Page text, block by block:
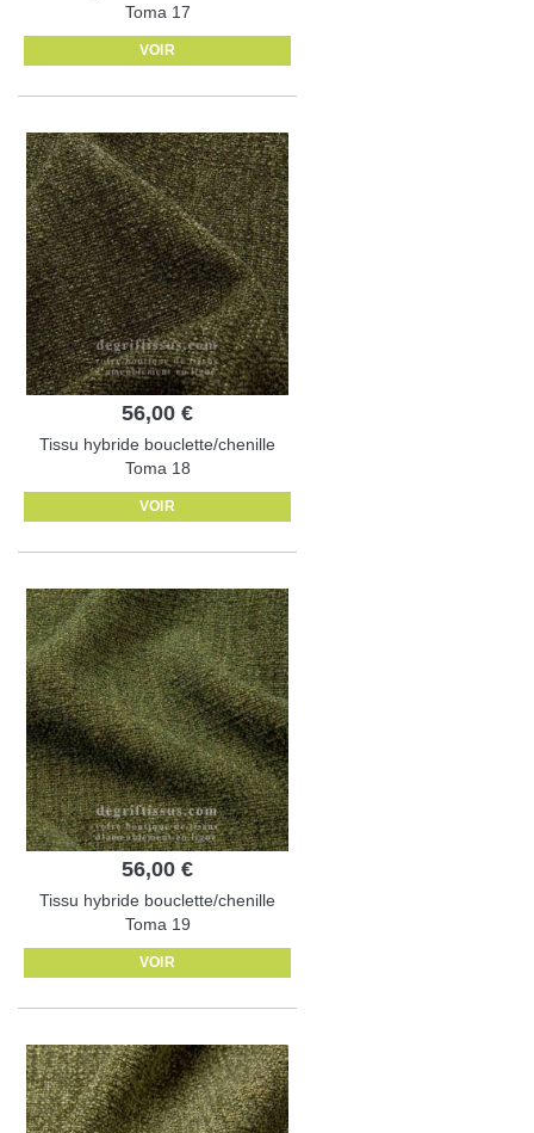
Toma 17
VOIR
56,00 €
Tissu hybride bouclette/chenille
Toma 18
VOIR
56,00 €
Tissu hybride bouclette/chenille
Toma 19
VOIR